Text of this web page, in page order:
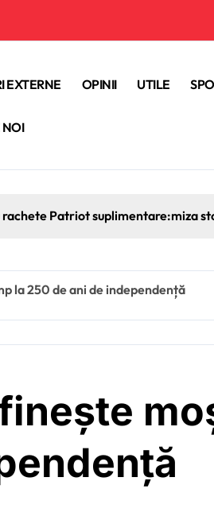
EXTERNE OPINII UTILE
NOI
Patriot suplimentare:miza
la 250 de ani de independență